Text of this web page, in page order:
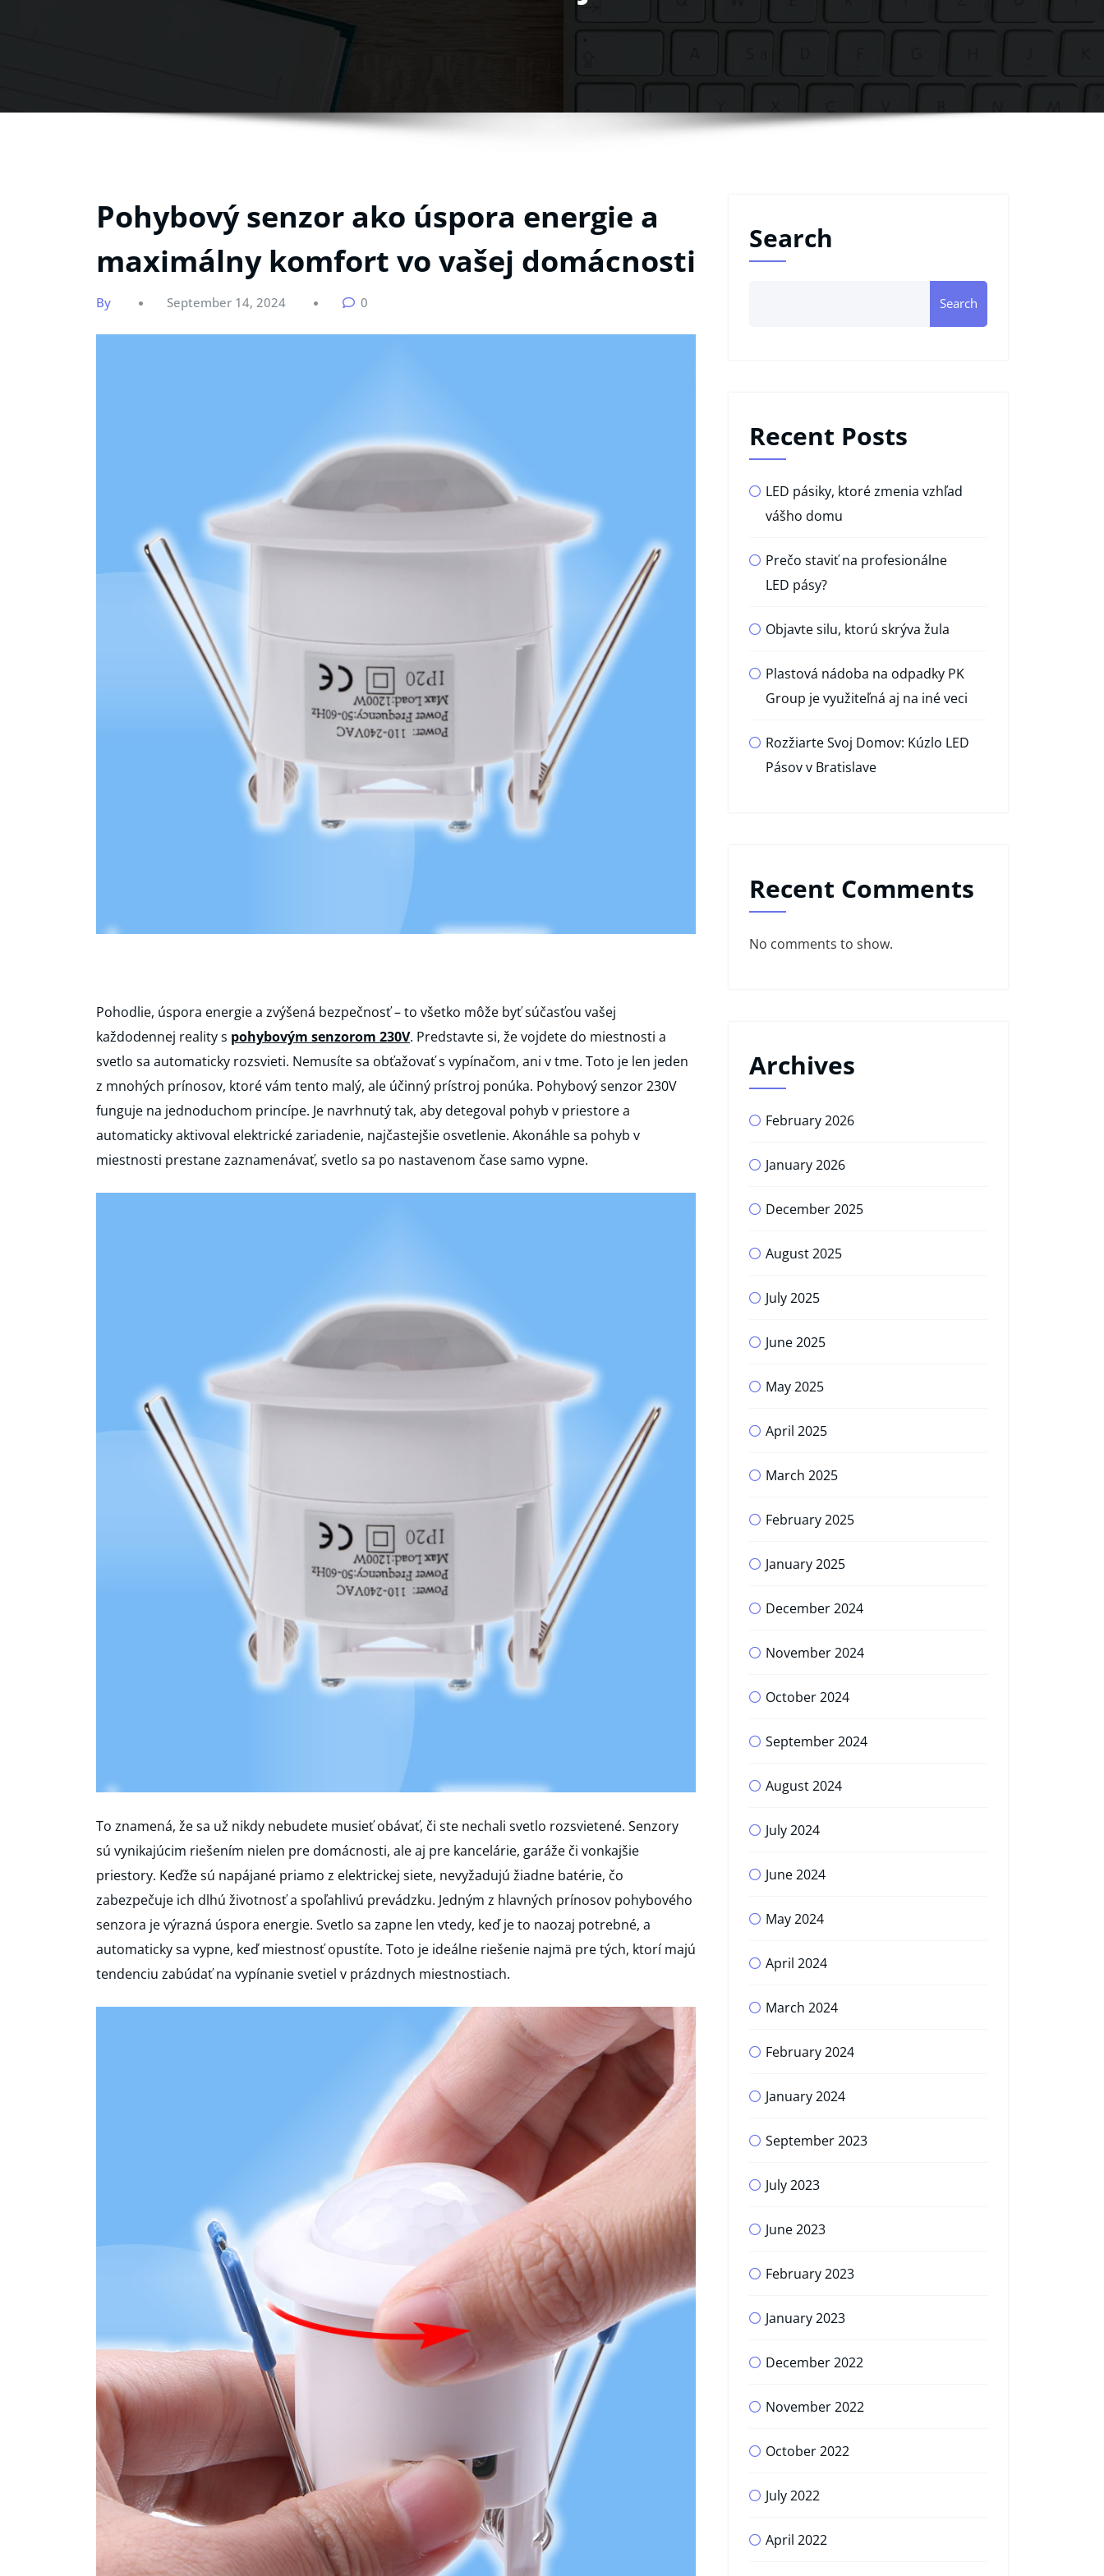
Pohybový senzor ako úspora energie a
maximálny komfort vo vašej domácnosti
By September 14, 2024 0
Pohodlie, úspora energie a zvýšená bezpečnosť – to všetko môže byť súčasťou vašej
každodennej reality s pohybovým senzorom 230V. Predstavte si, že vojdete do miestnosti a
svetlo sa automaticky rozsvieti. Nemusíte sa obťažovať s vypínačom, ani v tme. Toto je len jeden
z mnohých prínosov, ktoré vám tento malý, ale účinný prístroj ponúka. Pohybový senzor 230V
funguje na jednoduchom princípe. Je navrhnutý tak, aby detegoval pohyb v priestore a
automaticky aktivoval elektrické zariadenie, najčastejšie osvetlenie. Akonáhle sa pohyb v
miestnosti prestane zaznamenávať, svetlo sa po nastavenom čase samo vypne.
To znamená, že sa už nikdy nebudete musieť obávať, či ste nechali svetlo rozsvietené. Senzory
sú vynikajúcim riešením nielen pre domácnosti, ale aj pre kancelárie, garáže či vonkajšie
priestory. Keďže sú napájané priamo z elektrickej siete, nevyžadujú žiadne batérie, čo
zabezpečuje ich dlhú životnosť a spoľahlivú prevádzku. Jedným z hlavných prínosov pohybového
senzora je výrazná úspora energie. Svetlo sa zapne len vtedy, keď je to naozaj potrebné, a
automaticky sa vypne, keď miestnosť opustíte. Toto je ideálne riešenie najmä pre tých, ktorí majú
tendenciu zabúdať na vypínanie svetiel v prázdnych miestnostiach.
Search
Search
Recent Posts
LED pásiky, ktoré zmenia vzhľad
vášho domu
Prečo staviť na profesionálne
LED pásy?
Objavte silu, ktorú skrýva žula
Plastová nádoba na odpadky PK
Group je využiteľná aj na iné veci
Rozžiarte Svoj Domov: Kúzlo LED
Pásov v Bratislave
Recent Comments
No comments to show.
Archives
February 2026
January 2026
December 2025
August 2025
July 2025
June 2025
May 2025
April 2025
March 2025
February 2025
January 2025
December 2024
November 2024
October 2024
September 2024
August 2024
July 2024
June 2024
May 2024
April 2024
March 2024
February 2024
January 2024
September 2023
July 2023
June 2023
February 2023
January 2023
December 2022
November 2022
October 2022
July 2022
April 2022